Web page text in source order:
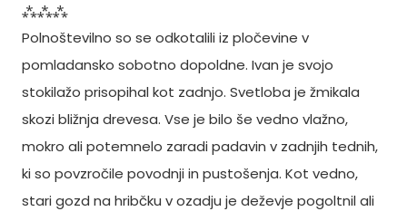
⁂⁂⁂
Polnoštevilno so se odkotalili iz pločevine v
pomladansko sobotno dopoldne. Ivan je svojo
stokilažo prisopihal kot zadnjo. Svetloba je žmikala
skozi bližnja drevesa. Vse je bilo še vedno vlažno,
mokro ali potemnelo zaradi padavin v zadnjih tednih,
ki so povzročile povodnji in pustošenja. Kot vedno,
stari gozd na hribčku v ozadju je deževje pogoltnil ali